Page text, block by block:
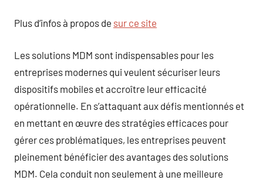
Plus d’infos à propos de sur ce site
Les solutions MDM sont indispensables pour les
entreprises modernes qui veulent sécuriser leurs
dispositifs mobiles et accroître leur efficacité
opérationnelle. En s’attaquant aux défis mentionnés et
en mettant en œuvre des stratégies efficaces pour
gérer ces problématiques, les entreprises peuvent
pleinement bénéficier des avantages des solutions
MDM. Cela conduit non seulement à une meilleure